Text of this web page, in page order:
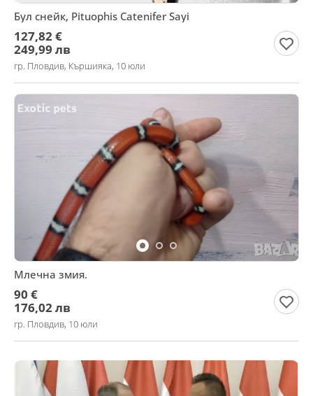
Бул снейк, Pituophis Catenifer Sayi
127,82 €
249,99 лв
гр. Пловдив, Кършияка, 10 юли
Млечна змия.
90 €
176,02 лв
гр. Пловдив, 10 юли